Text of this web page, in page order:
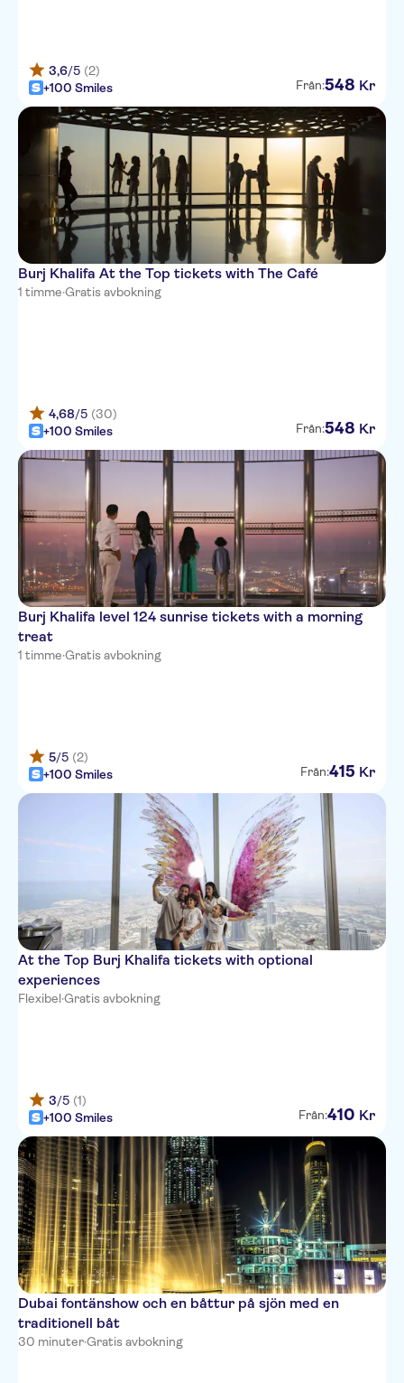
3,6/5 (2)
+100 Smiles
Från:548 Kr
Burj Khalifa At the Top tickets with The Café
1 timme·Gratis avbokning
4,68/5 (30)
+100 Smiles
Från:548 Kr
Burj Khalifa level 124 sunrise tickets with a morning
treat
1 timme·Gratis avbokning
5/5 (2)
+100 Smiles
Från:415 Kr
At the Top Burj Khalifa tickets with optional
experiences
Flexibel·Gratis avbokning
3/5 (1)
+100 Smiles
Från:410 Kr
Dubai fontänshow och en båttur på sjön med en
traditionell båt
30 minuter·Gratis avbokning